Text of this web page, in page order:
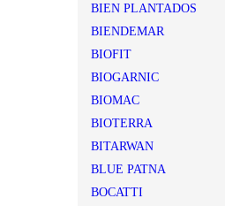
BIEN PLANTADOS
BIENDEMAR
BIOFIT
BIOGARNIC
BIOMAC
BIOTERRA
BITARWAN
BLUE PATNA
BOCATTI